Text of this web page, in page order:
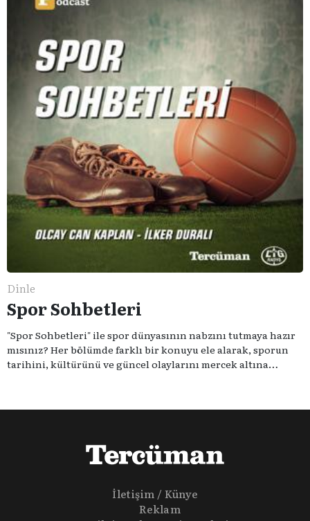
Dinle
Spor Sohbetleri
"Spor Sohbetleri" ile spor dünyasının nabzını tutmaya hazır
mısınız? Her bölümde farklı bir konuyu ele alarak, sporun
tarihini, kültürünü ve güncel olaylarını mercek altına
olmadığına inananlardansanız "Spor Sohbetleri" tam size
İletişim / Künye
Reklam